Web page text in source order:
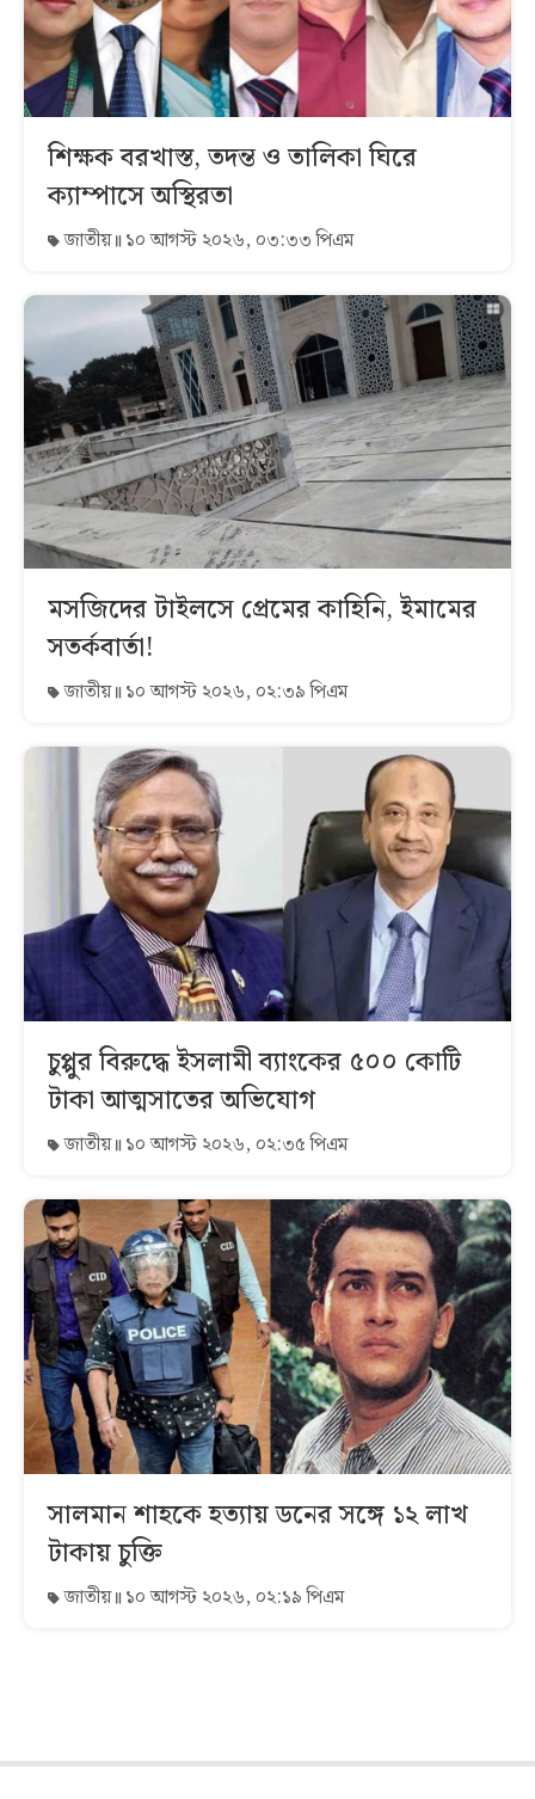
শিক্ষক বরখাস্ত, তদন্ত ও তালিকা ঘিরে
ক্যাম্পাসে অস্থিরতা
জাতীয় ১০ আগস্ট ২০২৬, ০৩:৩৩ পিএম
মসজিদের টাইলসে প্রেমের কাহিনি, ইমামের
সতর্কবার্তা!
জাতীয় ১০ আগস্ট ২০২৬, ০২:৩৯ পিএম
চুপ্পুর বিরুদ্ধে ইসলামী ব্যাংকের ৫০০ কোটি
টাকা আত্মসাতের অভিযোগ
জাতীয় ১০ আগস্ট ২০২৬, ০২:৩৫ পিএম
সালমান শাহকে হত্যায় ডনের সঙ্গে ১২ লাখ
টাকায় চুক্তি
জাতীয় ১০ আগস্ট ২০২৬, ০২:১৯ পিএম